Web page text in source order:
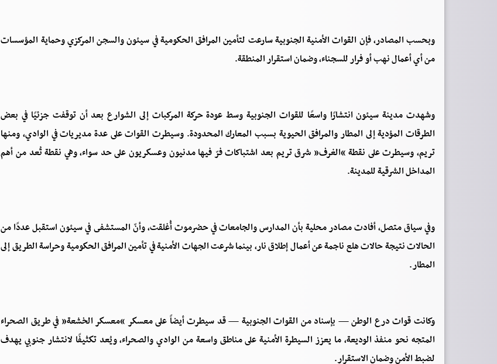
وبحسب المصادر، فإن القوات الأمنية الجنوبية سارعت لتأمين المرافق الحكومية في سيئون والسجن المركزي وحماية المؤسسات
من أي أعمال نهب أو فرار للسجناء، وضمان استقرار المنطقة.
وشهدت مدينة سيئون انتشارًا واسعًا للقوات الجنوبية وسط عودة حركة المركبات إلى الشوارع بعد أن توقفت جزئيًا في بعض
الطرقات المؤدية إلى المطار والمرافق الحيوية بسبب المعارك المحدودة. وسيطرت القوات على عدة مديريات في الوادي، ومنها
تريم، وسيطرت على نقطة “الغرف” شرق تريم بعد اشتباكات فرّ فيها مدنيون وعسكريون على حد سواء، وهي نقطة تُعد من أهم
المداخل الشرقية للمدينة.
وفي سياق متصل، أفادت مصادر محلية بأن المدارس والجامعات في حضرموت أُغلقت، وأنّ المستشفى في سيئون استقبل عددًا من
الحالات نتيجة حالات هلع ناجمة عن أعمال إطلاق نار، بينما شرعت الجهات الأمنية في تأمين المرافق الحكومية وحراسة الطريق إلى
المطار.
وكانت قوات درع الوطن — بإسناد من القوات الجنوبية — قد سيطرت أيضاً على معسكر “معسكر الخشعة” في طريق الصحراء
المتجه نحو منفذ الوديعة، ما يعزز السيطرة الأمنية على مناطق واسعة من الوادي والصحراء، ويُعد تكثيفًا لانتشار جنوبي يهدف
لضبط الأمن وضمان الاستقرار.